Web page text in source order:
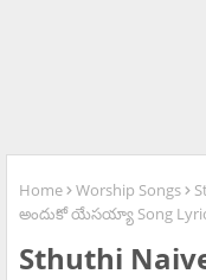
Home Worship Songs
అందుకో యేసయ్యా Song
Sthuthi